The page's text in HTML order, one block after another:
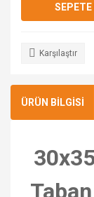
SEPETE
Karşılaştır
ÜRÜN BİLGİSİ